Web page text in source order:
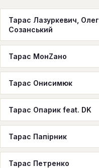
Тарас Лазуркевич, Олег
Созанський
Тарас МонZано
Тарас Онисимюк
Тарас Опарик feat. DK
Тарас Папірник
Тарас Петренко